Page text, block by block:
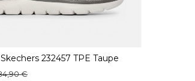
232457 TPE Taupe
€